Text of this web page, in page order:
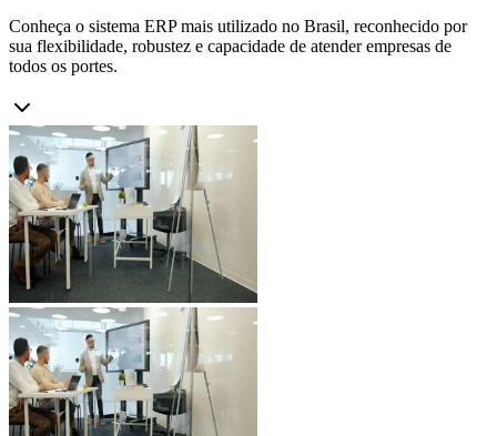
Conheça o sistema ERP mais utilizado no Brasil, reconhecido por
sua flexibilidade, robustez e capacidade de atender empresas de
todos os portes.